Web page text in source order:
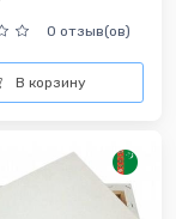
0 отзыв(ов)
В корзину